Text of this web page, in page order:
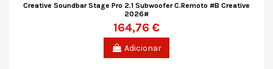
Creative Soundbar Stage Pro 2.1 Subwoofer C.Remoto #B Creative
2026#
164,76 €
Adicionar